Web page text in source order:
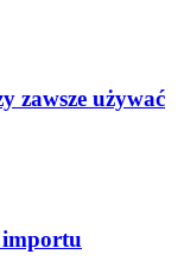
zawsze używać